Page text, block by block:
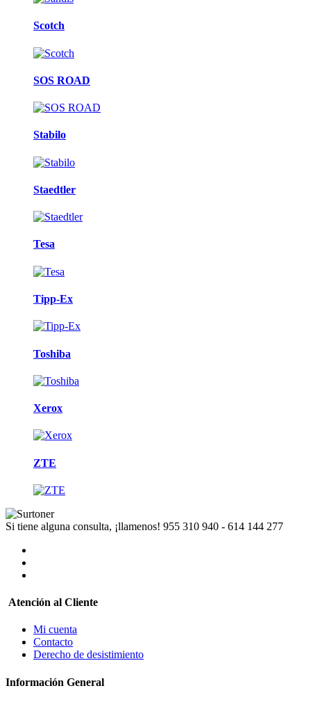
Scotch
SOS ROAD
Stabilo
Staedtler
Tesa
Tipp-Ex
Toshiba
Xerox
ZTE
Si tiene alguna consulta, ¡llamenos! 955 310 940 - 614 144 277
Atención al Cliente
Mi cuenta
Contacto
Derecho de desistimiento
Información General